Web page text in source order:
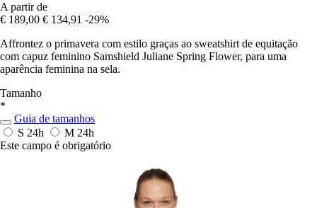
A partir de
€ 189,00 € 134,91 -29%
Affrontez o primavera com estilo graças ao sweatshirt de equitação
com capuz feminino Samshield Juliane Spring Flower, para uma
aparência feminina na sela.
Tamanho
*
Guia de tamanhos
S 24h M 24h
Este campo é obrigatório